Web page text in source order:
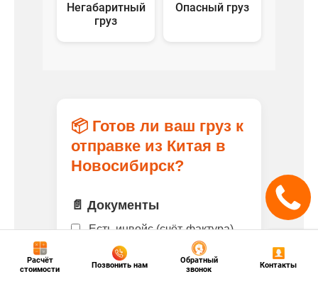
Негабаритный
груз
Опасный груз
📦 Готов ли ваш груз к
отправке из Китая в
Новосибирск?
📄 Документы
Есть инвойс (счёт-фактура)
Упаковочный лист
Контракт с поставщиком
Расчёт
стоимости
Позвонить нам
Обратный
звонок
Контакты